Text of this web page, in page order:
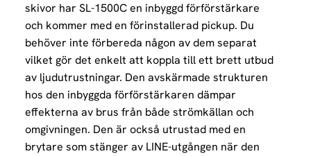
skivor har SL-1500C en inbyggd förförstärkare
och kommer med en förinstallerad pickup. Du
behöver inte förbereda någon av dem separat
vilket gör det enkelt att koppla till ett brett utbud
av ljudutrustningar. Den avskärmade strukturen
hos den inbyggda förförstärkaren dämpar
effekterna av brus från både strömkällan och
omgivningen. Den är också utrustad med en
brytare som stänger av LINE-utgången när den